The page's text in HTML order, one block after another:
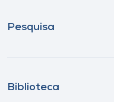
Pesquisa
Biblioteca